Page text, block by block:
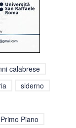
calabrese
siderno
Primo Piano